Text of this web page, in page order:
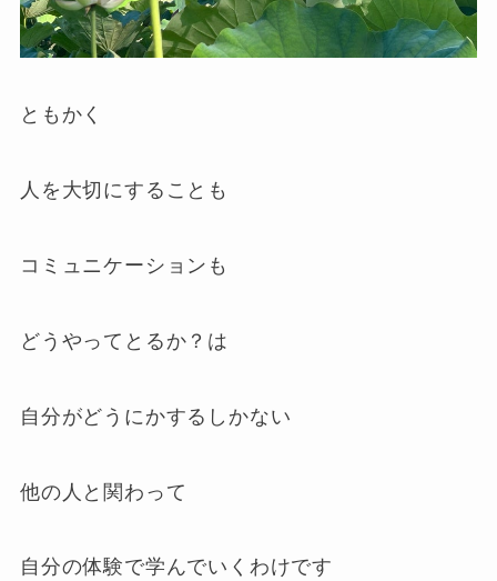
ともかく
人を大切にすることも
コミュニケーションも
どうやってとるか？は
自分がどうにかするしかない
他の人と関わって
自分の体験で学んでいくわけです